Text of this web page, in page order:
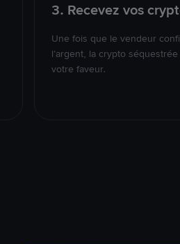
3. Recevez vos
Une fois que le vendeur
l’argent, la crypto
votre faveur.